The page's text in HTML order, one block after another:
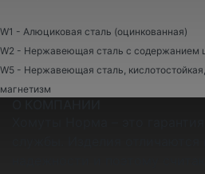
W1 - Алюциковая сталь (оцинкованная)
W2 - Нержавеющая сталь с содержанием
W5 - Нержавеющая сталь,
магнетизм